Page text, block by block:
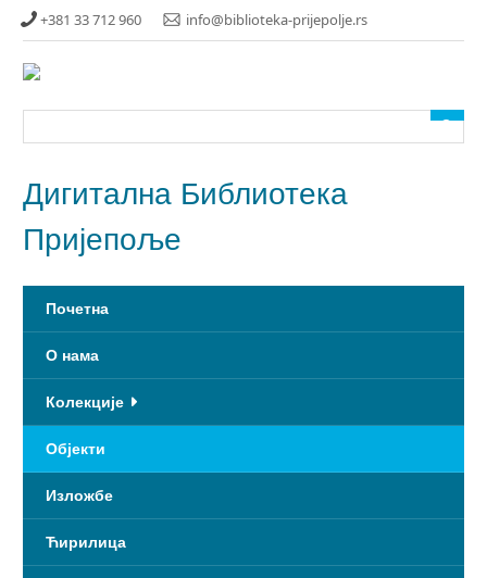
Прескочи
садржаја
+381 33 712 960 info@biblioteka-prijepolje.rs
Дигитална Библиотека
Пријепоље
Почетна
О нама
Колекције
Објекти
Изложбе
Ћирилица